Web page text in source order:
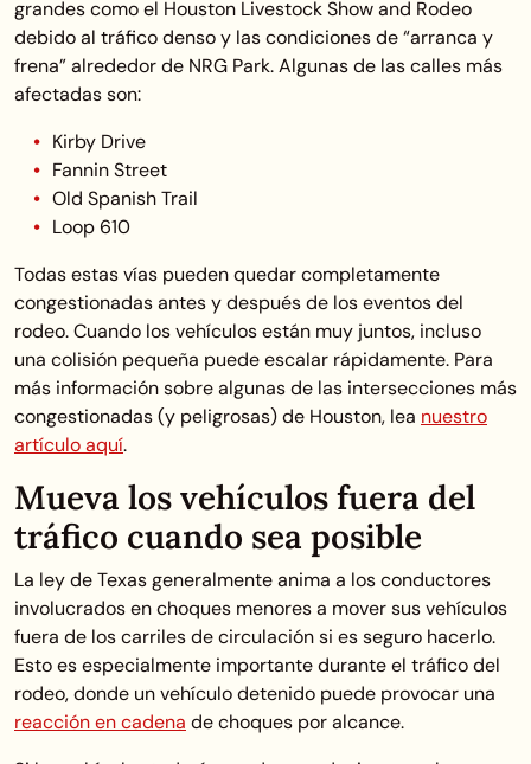
grandes como el Houston Livestock Show and Rodeo
debido al tráfico denso y las condiciones de “arranca y
frena” alrededor de NRG Park. Algunas de las calles más
afectadas son:
Kirby Drive
Fannin Street
Old Spanish Trail
Loop 610
Todas estas vías pueden quedar completamente
congestionadas antes y después de los eventos del
rodeo. Cuando los vehículos están muy juntos, incluso
una colisión pequeña puede escalar rápidamente. Para
más información sobre algunas de las intersecciones más
congestionadas (y peligrosas) de Houston, lea nuestro
artículo aquí.
Mueva los vehículos fuera del
tráfico cuando sea posible
La ley de Texas generalmente anima a los conductores
involucrados en choques menores a mover sus vehículos
fuera de los carriles de circulación si es seguro hacerlo.
Esto es especialmente importante durante el tráfico del
rodeo, donde un vehículo detenido puede provocar una
reacción en cadena de choques por alcance.